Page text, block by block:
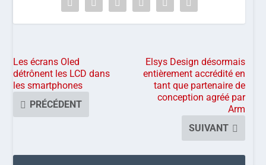
Les écrans Oled
détrônent les LCD dans
les smartphones
PRÉCÉDENT
Elsys Design désormais
entièrement accrédité en
tant que partenaire de
conception agréé par
Arm
SUIVANT